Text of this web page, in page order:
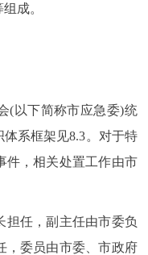
成。
以下简称市应急委)统
系框架见8.3。对于特
件，相关处置工作由市
任，副主任由市委负
，委员由市委、市政府